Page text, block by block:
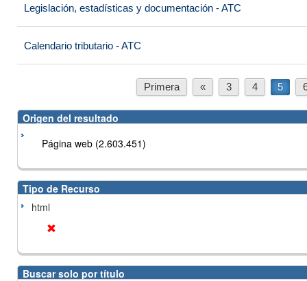
Legislación, estadísticas y documentación - ATC
Calendario tributario - ATC
Primera « 3 4 5
Origen del resultado
Página web (2.603.451)
Tipo de Recurso
html
Buscar solo por título